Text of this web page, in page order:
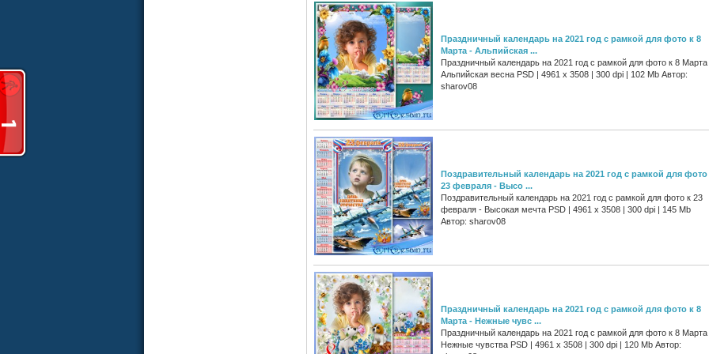
Праздничный календарь на 2021 год с рамкой для фото к 8
Марта - Альпийская ...
Праздничный календарь на 2021 год с рамкой для фото к 8 Марта
Альпийская весна PSD | 4961 х 3508 | 300 dpi | 102 Mb Автор:
sharov08
Поздравительный календарь на 2021 год с рамкой для фото
23 февраля - Высо ...
Поздравительный календарь на 2021 год с рамкой для фото к 23
февраля - Высокая мечта PSD | 4961 х 3508 | 300 dpi | 145 Mb
Автор: sharov08
Праздничный календарь на 2021 год с рамкой для фото к 8
Марта - Нежные чувс ...
Праздничный календарь на 2021 год с рамкой для фото к 8 Марта
Нежные чувства PSD | 4961 х 3508 | 300 dpi | 120 Mb Автор: